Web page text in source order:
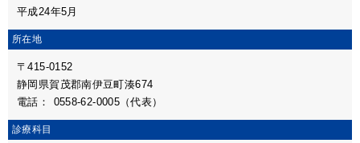
平成24年5月
所在地
〒415-0152
静岡県賀茂郡南伊豆町湊674
電話：
0558-62-0005（代表）
診療科目